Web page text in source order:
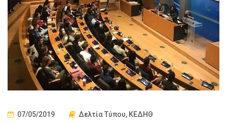
07/05/2019 Δελτία Τύπου, ΚΕΔΗΘ